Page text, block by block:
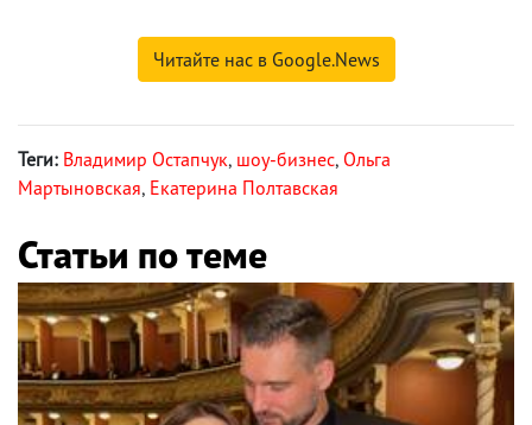
Читайте нас в Google.News
Теги: Владимир Остапчук, шоу-бизнес, Ольга
Мартыновская, Екатерина Полтавская
Статьи по теме